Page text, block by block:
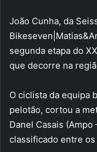
João Cunha, da
segunda etapa do
que decorre na
O ciclista da equipa
pelotão, cortou a
Danel Casais
classificado entre